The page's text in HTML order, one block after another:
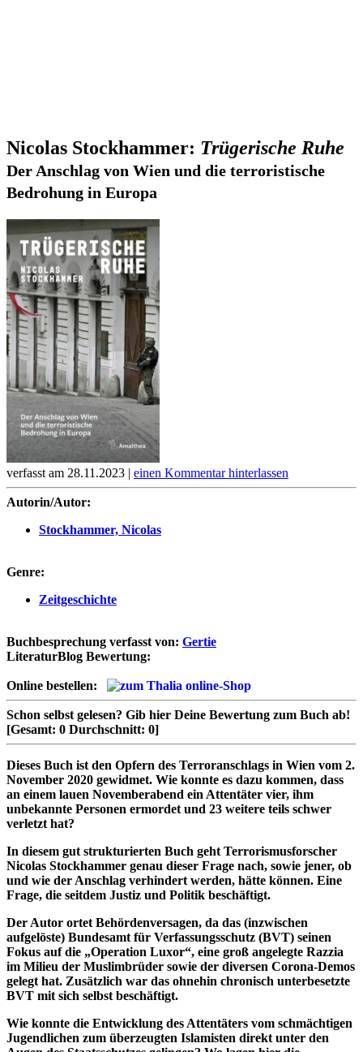
Nicolas Stockhammer: Trügerische Ruhe
Der Anschlag von Wien und die terroristische
Bedrohung in Europa
verfasst am 28.11.2023 | einen Kommentar hinterlassen
Autorin/Autor:
Stockhammer, Nicolas
Genre:
Zeitgeschichte
Buchbesprechung verfasst von: Gertie
LiteraturBlog Bewertung:
Online bestellen:
Schon selbst gelesen? Gib hier Deine Bewertung zum Buch ab!
[Gesamt: 0 Durchschnitt: 0]
Dieses Buch ist den Opfern des Terroranschlags in Wien vom 2.
November 2020 gewidmet. Wie konnte es dazu kommen, dass
an einem lauen Novemberabend ein Attentäter vier, ihm
unbekannte Personen ermordet und 23 weitere teils schwer
verletzt hat?
In diesem gut strukturierten Buch geht Terrorismusforscher
Nicolas Stockhammer genau dieser Frage nach, sowie jener, ob
und wie der Anschlag verhindert werden, hätte können. Eine
Frage, die seitdem Justiz und Politik beschäftigt.
Der Autor ortet Behördenversagen, da das (inzwischen
aufgelöste) Bundesamt für Verfassungsschutz (BVT) seinen
Fokus auf die „Operation Luxor“, eine groß angelegte Razzia
im Milieu der Muslimbrüder sowie der diversen Corona-Demos
gelegt hat. Zusätzlich war das ohnehin chronisch unterbesetzte
BVT mit sich selbst beschäftigt.
Wie konnte die Entwicklung des Attentäters vom schmächtigen
Jugendlichen zum überzeugten Islamisten direkt unter den